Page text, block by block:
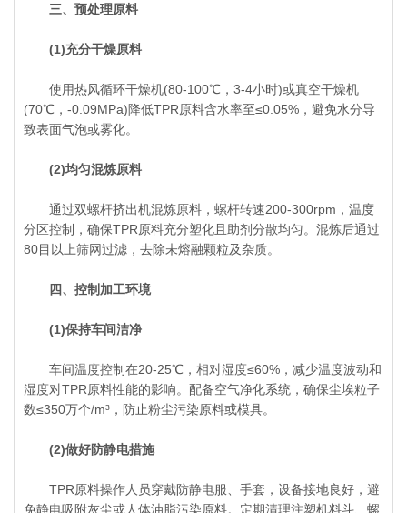
三、预处理原料
(1)充分干燥原料
使用热风循环干燥机(80-100℃，3-4小时)或真空干燥机
(70℃，-0.09MPa)降低TPR原料含水率至≤0.05%，避免水分导
致表面气泡或雾化。
(2)均匀混炼原料
通过双螺杆挤出机混炼原料，螺杆转速200-300rpm，温度
分区控制，确保TPR原料充分塑化且助剂分散均匀。混炼后通过
80目以上筛网过滤，去除未熔融颗粒及杂质。
四、控制加工环境
(1)保持车间洁净
车间温度控制在20-25℃，相对湿度≤60%，减少温度波动和
湿度对TPR原料性能的影响。配备空气净化系统，确保尘埃粒子
数≤350万个/m³，防止粉尘污染原料或模具。
(2)做好防静电措施
TPR原料操作人员穿戴防静电服、手套，设备接地良好，避
免静电吸附灰尘或人体油脂污染原料。定期清理注塑机料斗、螺